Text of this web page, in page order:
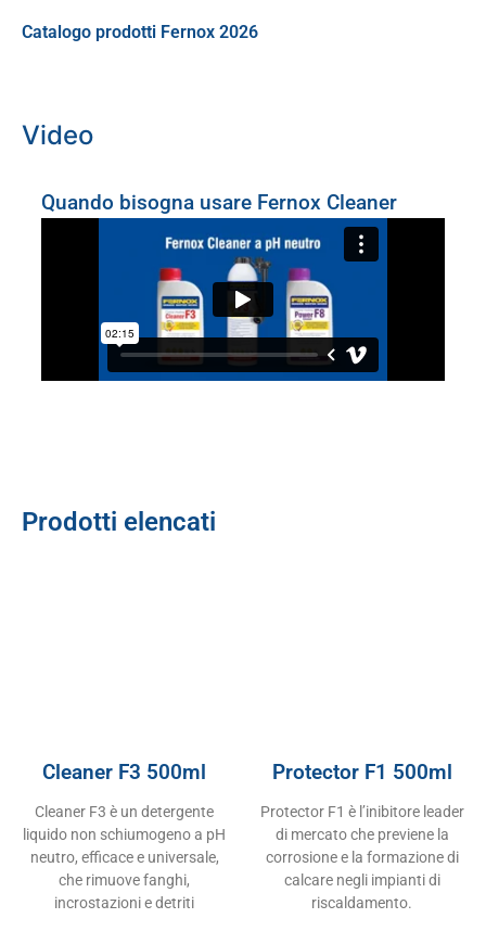
Catalogo prodotti Fernox 2026
Video
Quando bisogna usare Fernox Cleaner
Prodotti elencati
Cleaner F3 500ml
Cleaner F3 è un detergente
liquido non schiumogeno a pH
neutro, efficace e universale,
che rimuove fanghi,
incrostazioni e detriti
Protector F1 500ml
Protector F1 è l’inibitore leader
di mercato che previene la
corrosione e la formazione di
calcare negli impianti di
riscaldamento.